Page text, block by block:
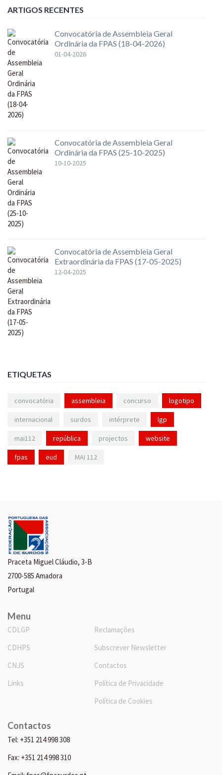
ARTIGOS RECENTES
Convocatória de Assembleia Geral
Ordinária da FPAS (18-04-2026)
01-04-2026
Convocatória de Assembleia Geral
Ordinária da FPAS (25-10-2025)
10-10-2025
Convocatória de Assembleia Geral
Extraordinária da FPAS (17-05-2025)
12-04-2025
ETIQUETAS
convocatória assembleia concurso logotipo
internacional surdos intérprete lgp
mai112 república projectos website
fpas eud MAI 112
Praceta Miguel Cláudio, 3-B
2700-585 Amadora
Portugal
Menu
CDLGP
CDHPS
CNJS
Links
Reclamações
Subscrever Newsletter
Contactos
Política de Privacidade
Política de Cookies
Contactos
Tel: +351 214 998 308
Fax: +351 214 998 310